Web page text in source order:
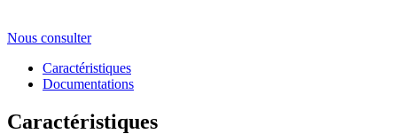
Nous consulter
Caractéristiques
Documentations
Caractéristiques